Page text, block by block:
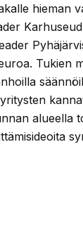
hieman
Tukien
alueella